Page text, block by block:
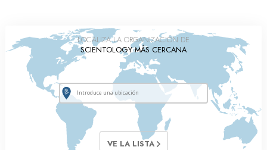
LOCALIZA LA ORGANIZACIÓN DE
SCIENTOLOGY MÁS CERCANA
VE LA LISTA